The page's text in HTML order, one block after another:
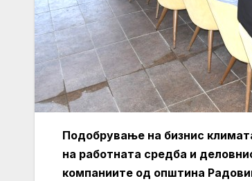
Подобрување на бизнис
на работната средба и
компаниите од општина